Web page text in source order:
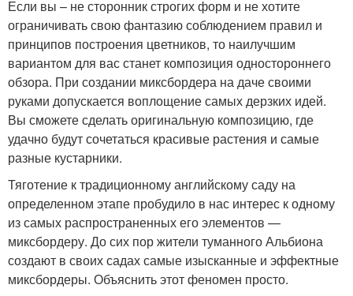
Если вы – не сторонник строгих форм и не хотите
ограничивать свою фантазию соблюдением правил и
принципов построения цветников, то наилучшим
вариантом для вас станет композиция одностороннего
обзора. При создании миксбордера на даче своими
руками допускается воплощение самых дерзких идей.
Вы сможете сделать оригинальную композицию, где
удачно будут сочетаться красивые растения и самые
разные кустарники.
Тяготение к традиционному английскому саду на
определенном этапе пробудило в нас интерес к одному
из самых распространенных его элементов —
миксбордеру. До сих пор жители туманного Альбиона
создают в своих садах самые изысканные и эффектные
миксбордеры. Объяснить этот феномен просто.